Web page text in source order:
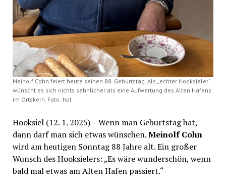
Meinolf Cohn feiert heute seinen 88. Geburtstag. Als „echter Hooksieler“
wünscht es sich nichts sehnlicher als eine Aufwertung des Alten Hafens
im Ortskern. Foto: hol
Hooksiel (12. 1. 2025) – Wenn man Geburtstag hat,
dann darf man sich etwas wünschen.Meinolf Cohn
wird am heutigen Sonntag 88 Jahre alt. Ein großer
Wunsch des Hooksielers: „Es wäre wunderschön, wenn
bald mal etwas am Alten Hafen passiert.“